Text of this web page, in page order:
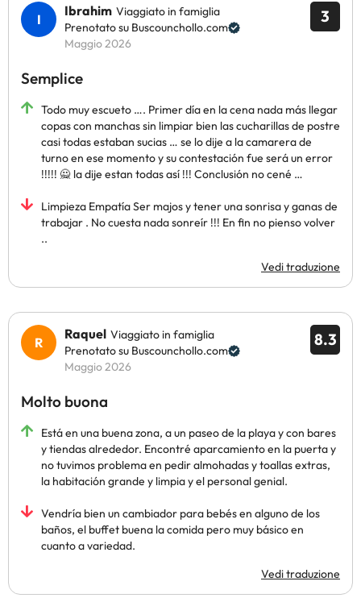
3
Ibrahim Viaggiato in famiglia
Prenotato su Buscounchollo.com
Maggio 2026
Semplice
Todo muy escueto …. Primer día en la cena nada más llegar
copas con manchas sin limpiar bien las cucharillas de postre
casi todas estaban sucias … se lo dije a la camarera de
turno en ese momento y su contestación fue será un error
!!!!! 🙅 la dije estan todas así !!! Conclusión no cené …
Limpieza Empatía Ser majos y tener una sonrisa y ganas de
trabajar . No cuesta nada sonreír !!! En fin no pienso volver
..
Vedi traduzione
8.3
Raquel Viaggiato in famiglia
Prenotato su Buscounchollo.com
Maggio 2026
Molto buona
Está en una buena zona, a un paseo de la playa y con bares
y tiendas alrededor. Encontré aparcamiento en la puerta y
no tuvimos problema en pedir almohadas y toallas extras,
la habitación grande y limpia y el personal genial.
Vendría bien un cambiador para bebés en alguno de los
baños, el buffet buena la comida pero muy básico en
cuanto a variedad.
Vedi traduzione